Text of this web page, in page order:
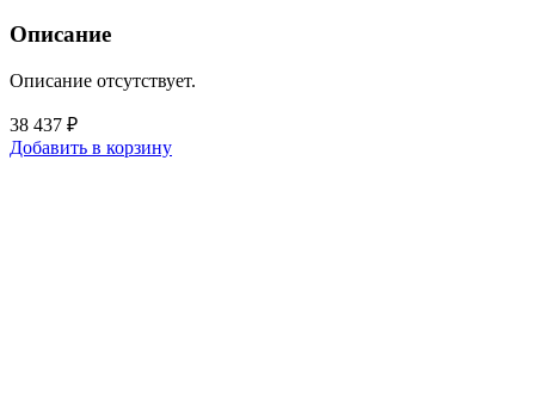
Описание
Описание отсутствует.
38 437 ₽
Добавить в корзину